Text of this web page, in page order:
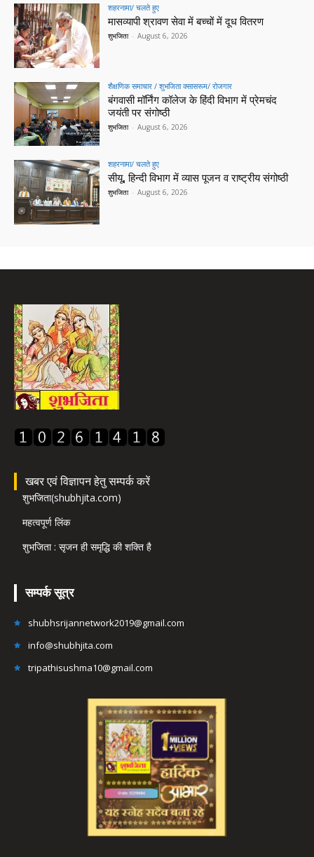
शहरनामा/ चलते हुए
मासव्यापी श्रावण सेवा में बच्चों में दूध वितरण
शुभजिता - August 6, 2026
शैक्षणिक समाचार / शुभजिता क्सासरूम/ रोजगार
बंगवासी मॉर्निंग कॉलेज के हिंदी विभाग में प्रेमचंद
जयंती पर संगोष्ठी
शुभजिता - August 6, 2026
शहरनामा/ चलते हुए
सीयू, हिन्दी विभाग में व्यास पूजन व राष्ट्रीय संगोष्ठी
शुभजिता - August 6, 2026
खबर एवं विज्ञापन हेतु सम्पर्क करें
शुभजिता(shubhjita.com)
महत्वपूर्ण लिंक
शुभजिता : सृजन ही समृद्धि की शक्ति है
सम्पर्क सूत्र
shubhsrijannetwork2019@gmail.com
info@shubhjita.com
tripathisushma10@gmail.com